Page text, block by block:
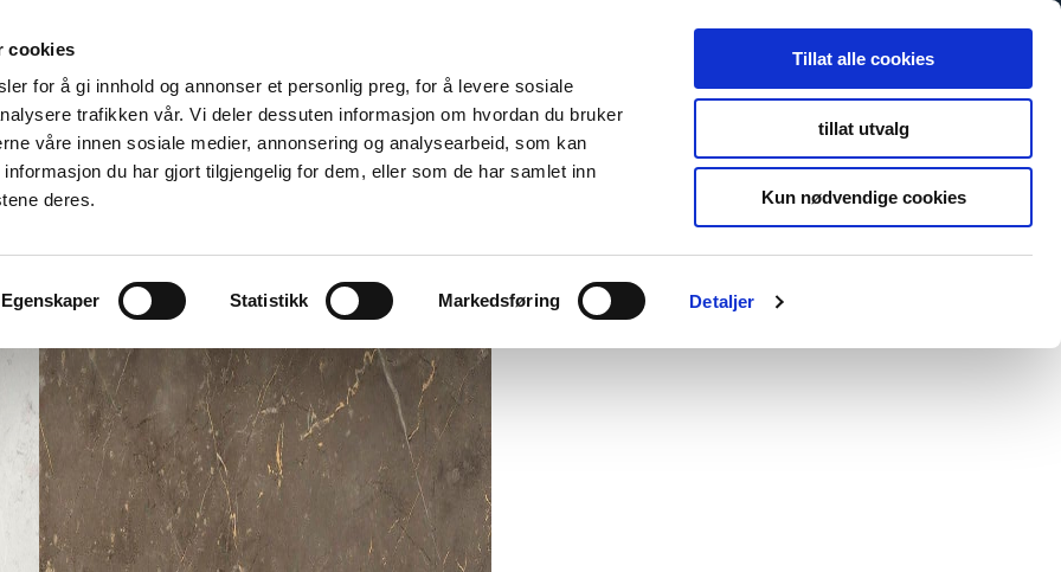
cookies
for å gi innhold og annonser et personlig preg, for å levere sosiale
trafikken vår. Vi deler dessuten informasjon om hvordan du bruker
våre innen sosiale medier, annonsering og analysearbeid, som kan
du har gjort tilgjengelig for dem, eller som de har samlet inn
deres.
Egenskaper Statistikk Markedsføring Detaljer
Tillat alle cookies
tillat utvalg
Kun nødvendige cookies